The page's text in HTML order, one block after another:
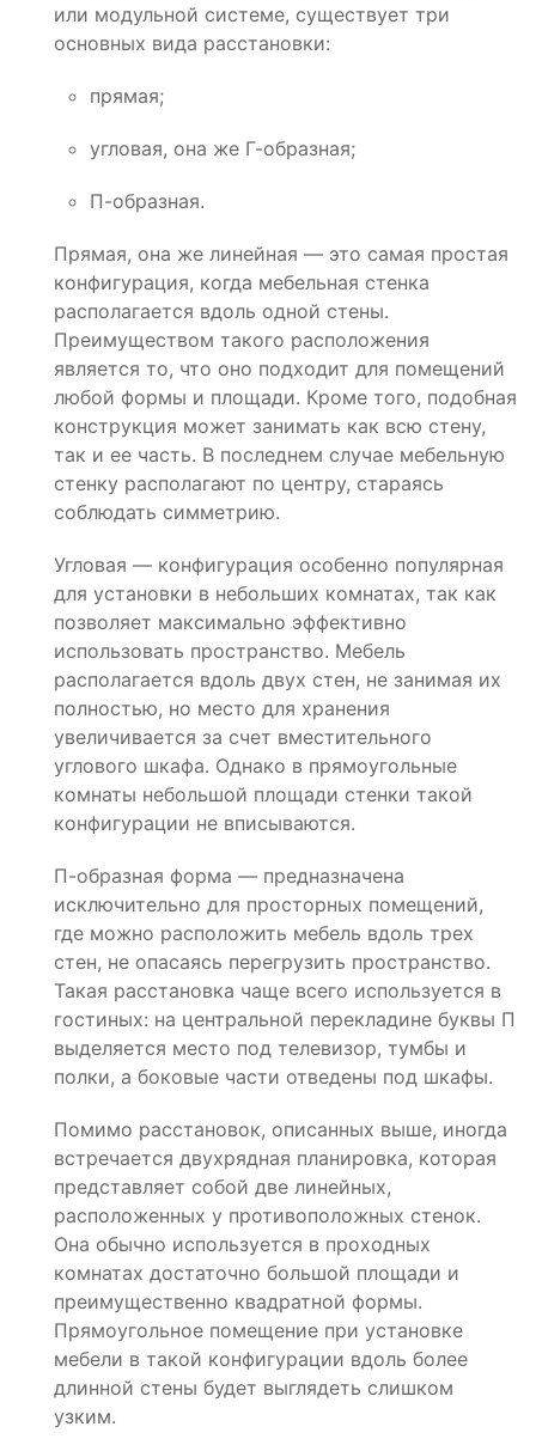
или модульной системе, существует три
основных вида расстановки:
прямая;
угловая, она же Г-образная;
П-образная.
Прямая, она же линейная — это самая простая
конфигурация, когда мебельная стенка
располагается вдоль одной стены.
Преимуществом такого расположения
является то, что оно подходит для помещений
любой формы и площади. Кроме того, подобная
конструкция может занимать как всю стену,
так и ее часть. В последнем случае мебельную
стенку располагают по центру, стараясь
соблюдать симметрию.
Угловая — конфигурация особенно популярная
для установки в небольших комнатах, так как
позволяет максимально эффективно
использовать пространство. Мебель
располагается вдоль двух стен, не занимая их
полностью, но место для хранения
увеличивается за счет вместительного
углового шкафа. Однако в прямоугольные
комнаты небольшой площади стенки такой
конфигурации не вписываются.
П-образная форма — предназначена
исключительно для просторных помещений,
где можно расположить мебель вдоль трех
стен, не опасаясь перегрузить пространство.
Такая расстановка чаще всего используется в
гостиных: на центральной перекладине буквы П
выделяется место под телевизор, тумбы и
полки, а боковые части отведены под шкафы.
Помимо расстановок, описанных выше, иногда
встречается двухрядная планировка, которая
представляет собой две линейных,
расположенных у противоположных стенок.
Она обычно используется в проходных
комнатах достаточно большой площади и
преимущественно квадратной формы.
Прямоугольное помещение при установке
мебели в такой конфигурации вдоль более
длинной стены будет выглядеть слишком
узким.